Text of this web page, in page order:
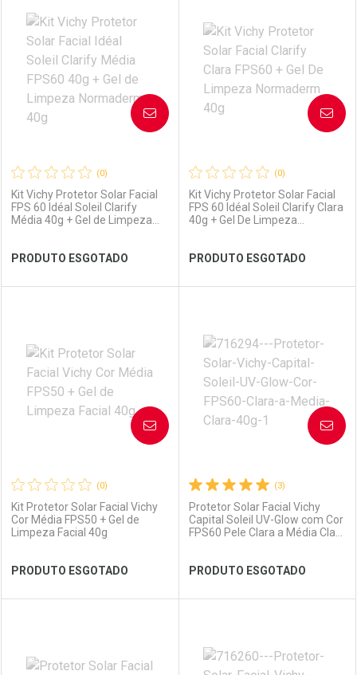
Laboratório
Ver Desconto Convênio
Por Menos Laboratório
Ver Desconto Convênio
Por Menos
(0)
Kit Vichy Protetor Solar Facial
FPS 60 Idéal Soleil Clarify
Média 40g + Gel de Limpeza
PRODUTO ESGOTADO
AVISE-ME
Laboratório
Ver Desconto Convênio
Por Menos
(0)
Kit Vichy Protetor Solar Facial
FPS 60 Idéal Soleil Clarify Clara
40g + Gel De Limpeza
PRODUTO ESGOTADO
AVISE-ME
Laboratório
Ver Desconto Convênio
Por Menos
(0)
Kit Protetor Solar Facial Vichy
Cor Média FPS50 + Gel de
Limpeza Facial 40g
PRODUTO ESGOTADO
AVISE-ME
Laboratório
Por Menos
(3)
Protetor Solar Facial Vichy
Capital Soleil UV-Glow com Cor
FPS60 Pele Clara a Média Clara
PRODUTO ESGOTADO
AVISE-ME
Laboratório
Por Menos